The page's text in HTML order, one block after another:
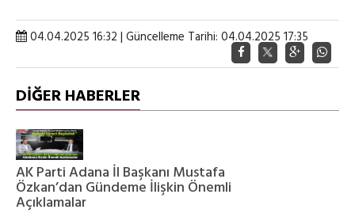
04.04.2025 16:32 | Güncelleme Tarihi: 04.04.2025 17:35
DİĞER HABERLER
AK Parti Adana İl Başkanı Mustafa
Özkan’dan Gündeme İlişkin Önemli
Açıklamalar